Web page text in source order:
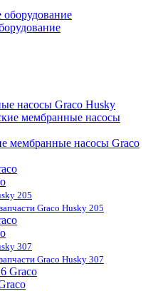
насосы Graco Husky
мембранные насосы Graco
205
Graco Husky 205
307
Graco Husky 307